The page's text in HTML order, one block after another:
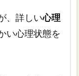
、詳しい心理
い心理状態を